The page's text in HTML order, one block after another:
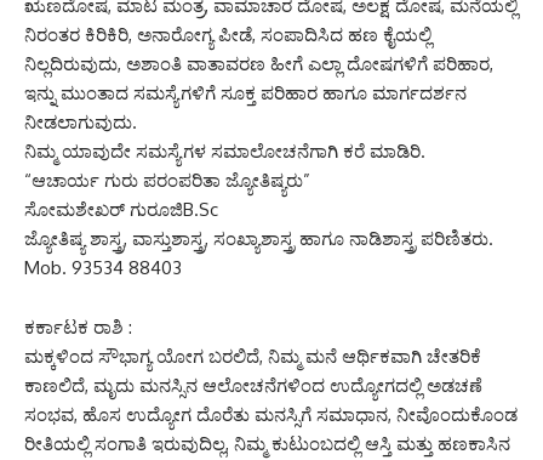
ಋಣದೋಷ, ಮಾಟ ಮಂತ್ರ, ವಾಮಾಚಾರ ದೋಷ, ಅಲಕ್ಷ ದೋಷ, ಮನೆಯಲ್ಲಿ
ನಿರಂತರ ಕಿರಿಕಿರಿ, ಅನಾರೋಗ್ಯ ಪೀಡೆ, ಸಂಪಾದಿಸಿದ ಹಣ ಕೈಯಲ್ಲಿ
ನಿಲ್ಲದಿರುವುದು, ಅಶಾಂತಿ ವಾತಾವರಣ ಹೀಗೆ ಎಲ್ಲಾ ದೋಷಗಳಿಗೆ ಪರಿಹಾರ,
ಇನ್ನು ಮುಂತಾದ ಸಮಸ್ಯೆಗಳಿಗೆ ಸೂಕ್ತ ಪರಿಹಾರ ಹಾಗೂ ಮಾರ್ಗದರ್ಶನ
ನೀಡಲಾಗುವುದು.
ನಿಮ್ಮ ಯಾವುದೇ ಸಮಸ್ಯೆಗಳ ಸಮಾಲೋಚನೆಗಾಗಿ ಕರೆ ಮಾಡಿರಿ.
“ಆಚಾರ್ಯ ಗುರು ಪರಂಪರಿತಾ ಜ್ಯೋತಿಷ್ಯರು”
ಸೋಮಶೇಖರ್ ಗುರೂಜಿB.Sc
ಜ್ಯೋತಿಷ್ಯ ಶಾಸ್ತ್ರ, ವಾಸ್ತುಶಾಸ್ತ್ರ, ಸಂಖ್ಯಾಶಾಸ್ತ್ರ ಹಾಗೂ ನಾಡಿಶಾಸ್ತ್ರ ಪರಿಣಿತರು.
Mob. 93534 88403
ಕರ್ಕಾಟಕ ರಾಶಿ :
ಮಕ್ಕಳಿಂದ ಸೌಭಾಗ್ಯ ಯೋಗ ಬರಲಿದೆ, ನಿಮ್ಮ ಮನೆ ಆರ್ಥಿಕವಾಗಿ ಚೇತರಿಕೆ
ಕಾಣಲಿದೆ, ಮೃದು ಮನಸ್ಸಿನ ಆಲೋಚನೆಗಳಿಂದ ಉದ್ಯೋಗದಲ್ಲಿ ಅಡಚಣೆ
ಸಂಭವ, ಹೊಸ ಉದ್ಯೋಗ ದೊರೆತು ಮನಸ್ಸಿಗೆ ಸಮಾಧಾನ, ನೀವೊಂದುಕೊಂಡ
ರೀತಿಯಲ್ಲಿ ಸಂಗಾತಿ ಇರುವುದಿಲ್ಲ, ನಿಮ್ಮ ಕುಟುಂಬದಲ್ಲಿ ಆಸ್ತಿ ಮತ್ತು ಹಣಕಾಸಿನ